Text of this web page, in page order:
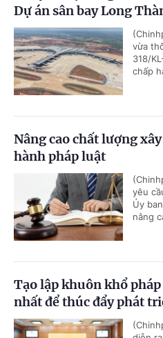
Dự án sân bay Long
vừa
318/
chấp
Nâng cao chất lượng
hành pháp luật
yêu
Ủy
nâng
Tạo lập khuôn khổ
nhất để thúc đẩy phát